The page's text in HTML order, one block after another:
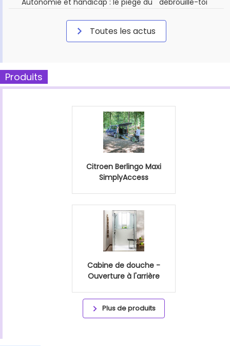
Autonomie et handicap : le piège du " débrouille-toi "
Toutes les actus
Produits
Citroen Berlingo Maxi
SimplyAccess
Cabine de douche -
Ouverture à l'arrière
Plus de produits